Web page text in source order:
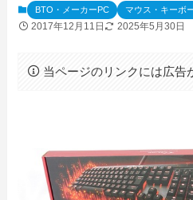
BTO・メーカーPC マウス・キーボ
2017年12月11日 2025年5月30日
当ページのリンクには広告